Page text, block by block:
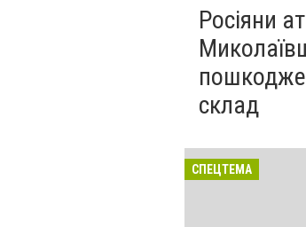
Росіяни
склад
СПЕЦТЕМА